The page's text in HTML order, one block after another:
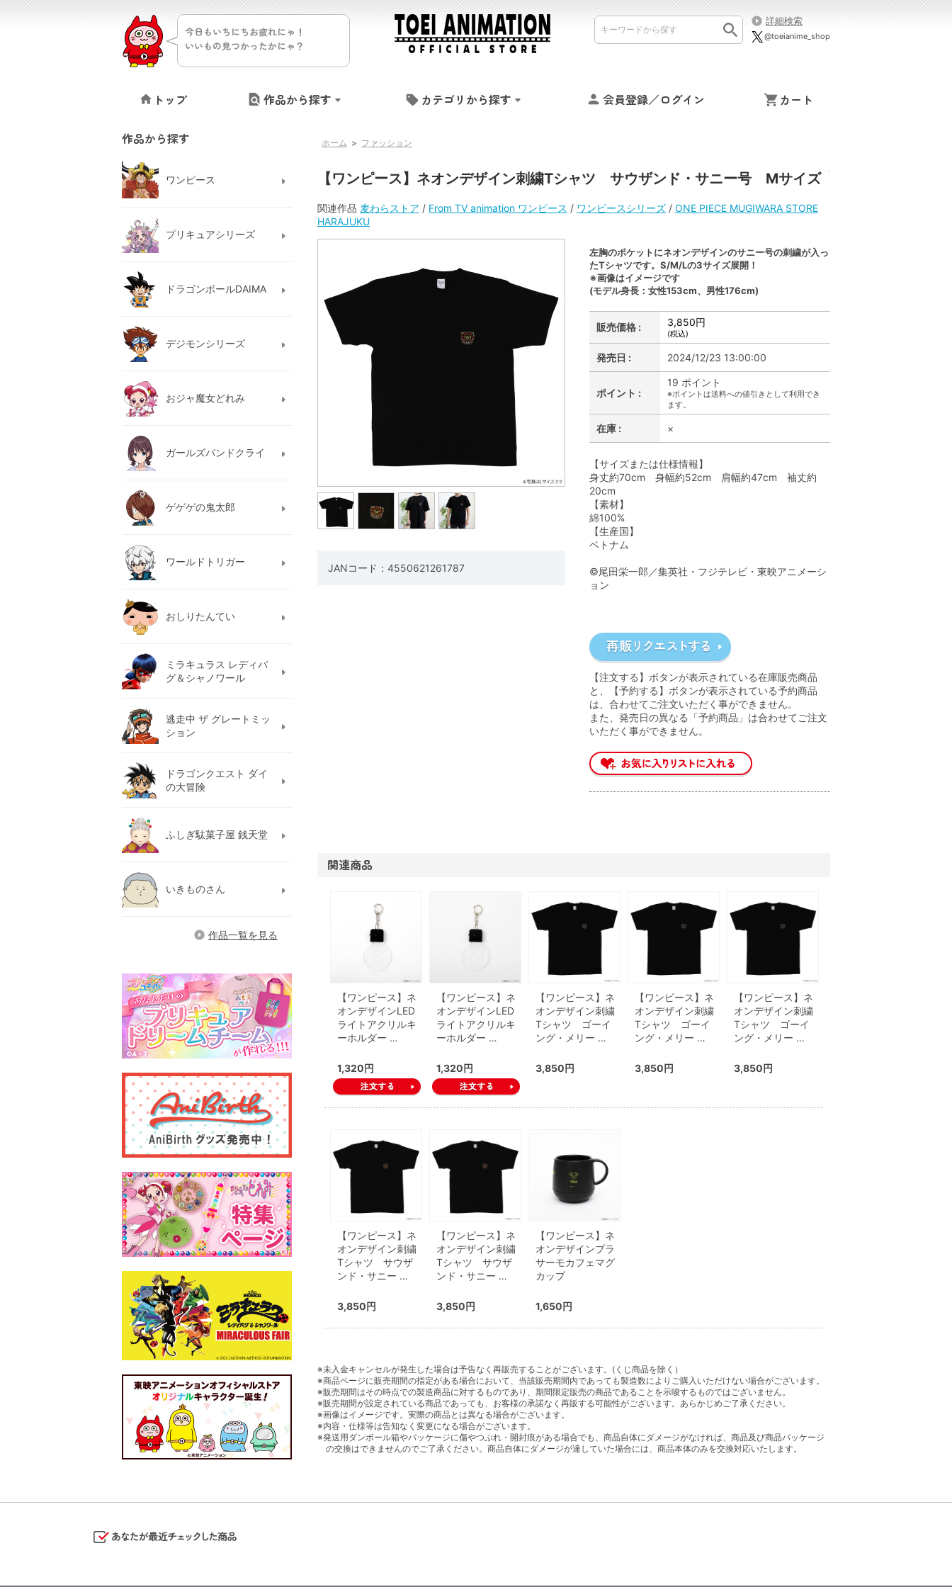
今日もいちにちお疲れにゃ！
いいもの見つかったかにゃ？
詳細検索
@toeianime_shop
トップ 作品から探す カテゴリから探す 会員登録／ログイン カート
ホーム > ファッション
【ワンピース】ネオンデザイン刺繍Tシャツ サウザンド・サニー号 Mサイズ
関連作品 麦わらストア / From TV animation ワンピース / ワンピースシリーズ / ONE PIECE MUGIWARA STORE
HARAJUKU
JANコード：4550621261787
左胸のポケットにネオンデザインのサニー号の刺繍が入っ
たTシャツです。S/M/Lの3サイズ展開！
※画像はイメージです
(モデル身長：女性153cm、男性176cm)
販売価格 : 3,850円
(税込)
発売日 : 2024/12/23 13:00:00
ポイント :
19 ポイント
※ポイントは送料への値引きとして利用でき
ます。
在庫 : ×
【サイズまたは仕様情報】
身丈約70cm 身幅約52cm 肩幅約47cm 袖丈約
20cm
【素材】
綿100%
【生産国】
ベトナム
©尾田栄一郎／集英社・フジテレビ・東映アニメーシ
ョン
【注文する】ボタンが表示されている在庫販売商品
と、【予約する】ボタンが表示されている予約商品
は、合わせてご注文いただく事ができません。
また、発売日の異なる「予約商品」は合わせてご注文
いただく事ができません。
関連商品
【ワンピース】ネ
オンデザインLED
ライトアクリルキ
ーホルダー …
1,320円
【ワンピース】ネ
オンデザインLED
ライトアクリルキ
ーホルダー …
1,320円
【ワンピース】ネ
オンデザイン刺繍
Tシャツ ゴーイ
ング・メリー …
3,850円
【ワンピース】ネ
オンデザイン刺繍
Tシャツ ゴーイ
ング・メリー …
3,850円
【ワンピース】ネ
オンデザイン刺繍
Tシャツ ゴーイ
ング・メリー …
3,850円
【ワンピース】ネ
オンデザイン刺繍
Tシャツ サウザ
ンド・サニー …
3,850円
【ワンピース】ネ
オンデザイン刺繍
Tシャツ サウザ
ンド・サニー …
3,850円
【ワンピース】ネ
オンデザインプラ
サーモカフェマグ
カップ
1,650円
※未入金キャンセルが発生した場合は予告なく再販売することがございます。(くじ商品を除く）
※商品ページに販売期間の指定がある場合において、当該販売期間内であっても製造数によりご購入いただけない場合がございます。
※販売期間はその時点での製造商品に対するものであり、期間限定販売の商品であることを示唆するものではございません。
※販売期間が設定されている商品であっても、お客様の承諾なく再販する可能性がございます。あらかじめご了承ください。
※画像はイメージです。実際の商品とは異なる場合がございます。
※内容・仕様等は告知なく変更になる場合がございます。
※発送用ダンボール箱やパッケージに傷やつぶれ・開封痕がある場合でも、商品自体にダメージがなければ、商品及び商品パッケージ
の交換はできませんのでご了承ください。商品自体にダメージが達していた場合には、商品本体のみを交換対応いたします。
作品から探す
ワンピース
プリキュアシリーズ
ドラゴンボールDAIMA
デジモンシリーズ
おジャ魔女どれみ
ガールズバンドクライ
ゲゲゲの鬼太郎
ワールドトリガー
おしりたんてい
ミラキュラス レディバ
グ＆シャノワール
逃走中 ザ グレートミッ
ション
ドラゴンクエスト ダイ
の大冒険
ふしぎ駄菓子屋 銭天堂
いきものさん
作品一覧を見る